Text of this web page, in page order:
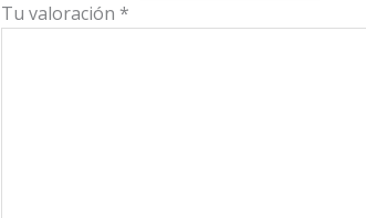
Tu valoración *